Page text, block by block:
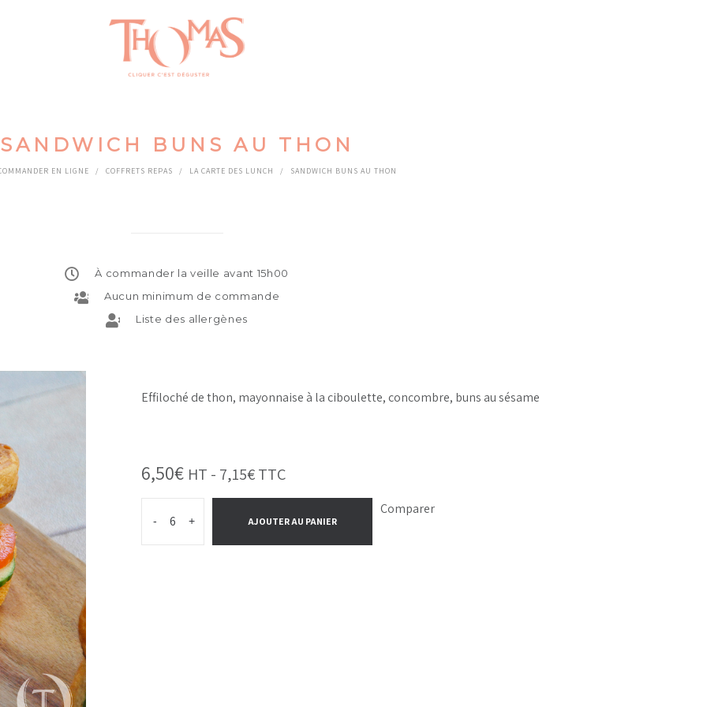
SANDWICH BUNS AU THON
EN LIGNE / COFFRETS REPAS / LA CARTE DES LUNCH / SANDWICH BUNS AU THON
À commander la veille avant 15h00
Aucun minimum de commande
Liste des allergènes
Effiloché de thon, mayonnaise à la ciboulette, concombre, buns au sésame
6,50€ HT - 7,15€TTC
- + AJOUTER AU PANIER
Comparer